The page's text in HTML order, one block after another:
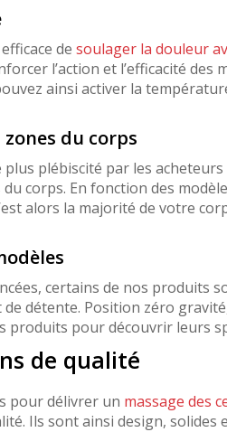
de soulager la douleur
l’action et l’efficacité
ainsi activer la
du corps
plus plébiscité par les
corps. En fonction des
alors la majorité de votre
certains de nos produits
détente. Position zéro
produits pour découvrir leurs
de qualité
pour délivrer un massage des
Ils sont ainsi design, solides